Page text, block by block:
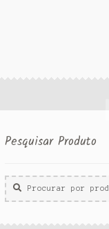
Pesquisar Produto
Procurar
por: